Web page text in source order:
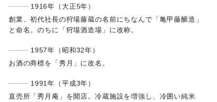
1916年（大正5年）
創業、初代社長の狩場藤蔵の名前にちなんで「亀甲藤醸造」
と命名。のちに「狩場酒造場」に改称。
1957年（昭和32年）
お酒の商標を「秀月」に改名。
1991年（平成3年）
直売所「秀月庵」を開店。冷蔵施設を増強し、冷囲い純米